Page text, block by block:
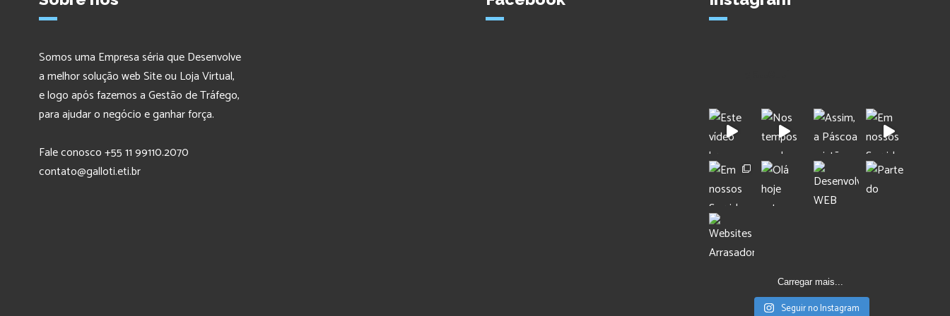
Somos uma Empresa séria que Desenvolve
a melhor solução web Site ou Loja Virtual,
e logo após fazemos a Gestão de Tráfego,
para ajudar o negócio e ganhar força.
Fale conosco +55 11 99110.2070
contato@galloti.eti.br
Carregar mais...
Seguir no Instagram